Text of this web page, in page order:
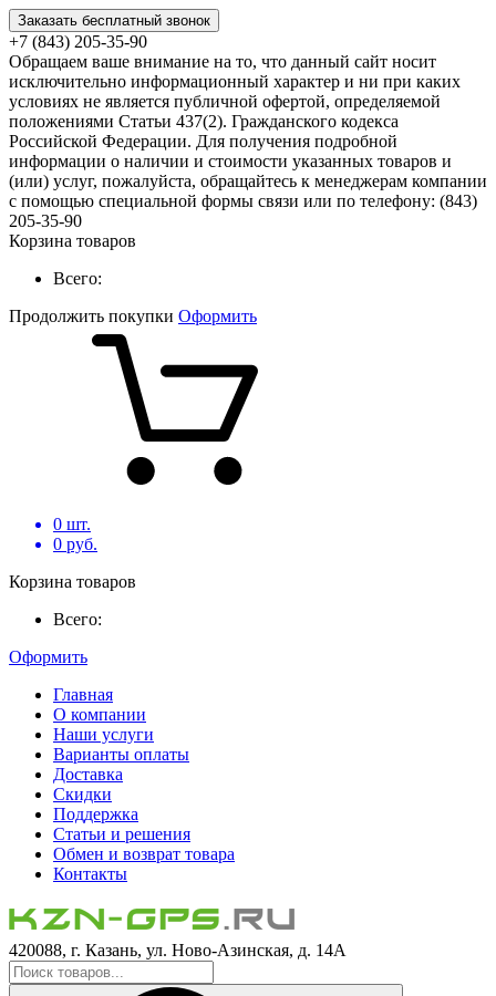
Заказать бесплатный звонок
+7 (843) 205-35-90
Обращаем ваше внимание на то, что данный сайт носит
исключительно информационный характер и ни при каких
условиях не является публичной офертой, определяемой
положениями Статьи 437(2). Гражданского кодекса
Российской Федерации. Для получения подробной
информации о наличии и стоимости указанных товаров и
(или) услуг, пожалуйста, обращайтесь к менеджерам компании
с помощью специальной формы связи или по телефону: (843)
205-35-90
Корзина товаров
Всего:
Продолжить покупки Оформить
0 шт.
0 руб.
Корзина товаров
Всего:
Оформить
Главная
О компании
Наши услуги
Варианты оплаты
Доставка
Скидки
Поддержка
Статьи и решения
Обмен и возврат товара
Контакты
420088, г. Казань, ул. Ново-Азинская, д. 14А